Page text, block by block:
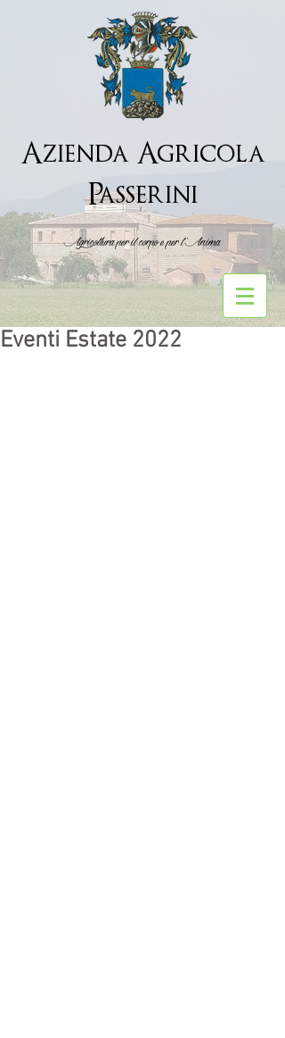
Azienda Agricola
Passerini
Agricoltura per il corpo e per l''Anima
Eventi Estate 2022